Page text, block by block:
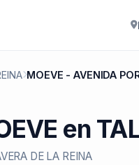
MOEVE - AVENIDA
en
DE LA REINA